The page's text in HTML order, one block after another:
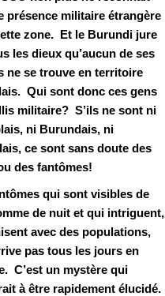
présence militaire étrangère
zone. Et le Burundi jure
les dieux qu’aucun de ses
ne se trouve en territoire
Qui sont donc ces gens
militaire? S’ils ne sont ni
ni Burundais, ni
ce sont sans doute des
des fantômes!
qui sont visibles de
de nuit et qui intriguent,
avec des populations,
pas tous les jours en
C’est un mystère qui
à être rapidement élucidé.